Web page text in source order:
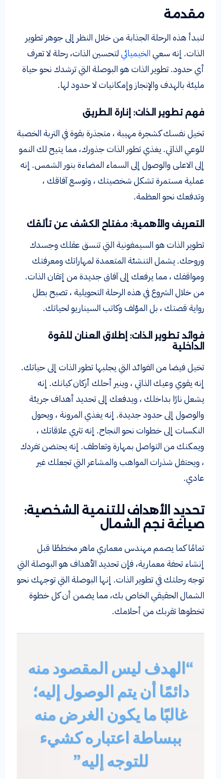
مقدمة
لنبدأ هذه الرحلة الجذابة من خلال النظر إلى جوهر تطوير
الذات. إنه سعيالخيميائيلتحسين الذات، رحلة لا تعرف
أي حدود. تطوير الذات هو البوصلة التي ترشدك نحو حياة
مليئة بالهدف والإنجاز وإمكانيات لا حدود لها.
فهم تطوير الذات: إنارة الطريق
تخيل نفسك كشجرة مهيبة ، متجذرة بقوة في التربة الخصبة
للوعي الذاتي. يغذي تطور الذات جذورك، مما يتيح لك النمو
إلى الاعلى والوصول إلى السماء المضاءة بنور الشمس. إنه
عملية مستمرة تشكل شخصيتك ، وتوسع آفاقك ،
وتدفعك نحو العظمة.
التعريف والأهمية: مفتاح الكشف عن تألقك
تطوير الذات هو السيمفونية التي تنسق عقلك وجسدك
وروحك. يشمل التنشئة المتعمدة لمهاراتك ومعرفتك
ومواقفك ، مما يرفعك إلى آفاق جديدة من إتقان الذات.
من خلال الشروع في هذه الرحلة التحويلية ، تصبح بطل
رواية قصتك ، بل المؤلف وكاتب السيناريو لحياتك.
فوائد تطوير الذات: إطلاق العنان للقوة
الداخلية
تخيل فيضا من الفوائد التي يجلبها تطور الذات إلى حياتك.
إنه يقوي وعيك الذاتي ، وينير أحلك أركان كيانك. إنه
يشعل نارًا بداخلك ، ويدفعك إلى تحديد أهداف جريئة
والوصول إلى حدود جديدة. إنه يغذي المرونة ، ويحول
النكسات إلى خطوات نحو النجاح. إنه تثري علاقاتك ،
ويمكنك من التواصل بمهارة وتعاطف. إنه يحتضن تفردك
، ويحتفل شذرات المواهب والمشاعر التي تجعلك غير
عادي.
تحديد الأهداف للتنمية الشخصية:
صياغة نجم الشمال
تمامًا كما يصمم مهندس معماري ماهر مخططًا قبل
إنشاء تحفة معمارية، فإن تحديد الأهداف هو البوصلة التي
توجه رحلتك في تطوير الذات. إنها البوصلة التي توجهك نحو
الشمال الحقيقي الخاص بك، مما يضمن أن كل خطوة
تخطوها تقربك من أحلامك.
“الهدف ليس المقصود منه
دائمًا أن يتم الوصول إليه؛
غالبًا ما يكون الغرض منه
ببساطة اعتباره كشيء
للتوجه إليه”